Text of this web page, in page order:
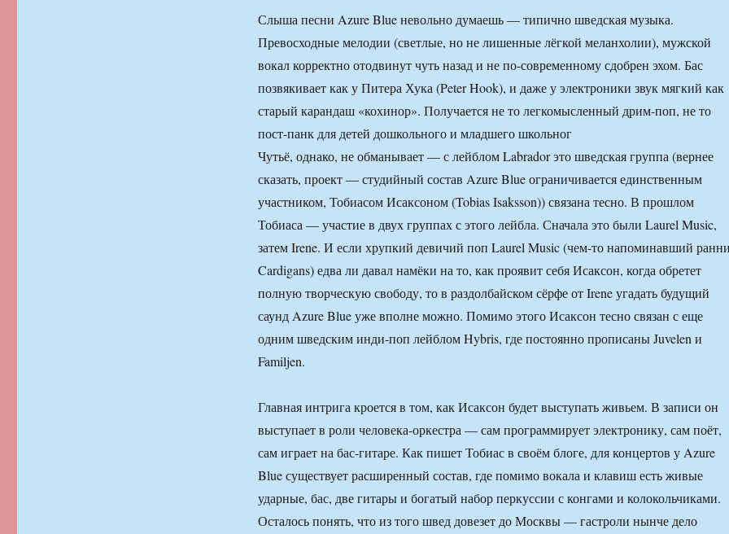
Слыша песни Azure Blue невольно думаешь — типично шведская музыка.
Превосходные мелодии (светлые, но не лишенные лёгкой меланхолии), мужской
вокал корректно отодвинут чуть назад и не по-современному сдобрен эхом. Бас
позвякивает как у Питера Хука (Peter Hook), и даже у электроники звук мягкий как
старый карандаш «кохинор». Получается не то легкомысленный дрим-поп, не то
пост-панк для детей дошкольного и младшего школьног
Чутьё, однако, не обманывает — с лейблом Labrador это шведская группа (вернее
сказать, проект — студийный состав Azure Blue ограничивается единственным
участником, Тобиасом Исаксоном (Tobias Isaksson)) связана тесно. В прошлом
Тобиаса — участие в двух группах с этого лейбла. Сначала это были Laurel Music,
затем Irene. И если хрупкий девичий поп Laurel Music (чем-то напоминавший
Cardigans) едва ли давал намёки на то, как проявит себя Исаксон, когда обретет
полную творческую свободу, то в раздолбайском сёрфе от Irene угадать будущий
саунд Azure Blue уже вполне можно. Помимо этого Исаксон тесно связан с еще
одним шведским инди-поп лейблом Hybris, где постоянно прописаны Juvelen и
Familjen.
Главная интрига кроется в том, как Исаксон будет выступать живьем. В записи он
выступает в роли человека-оркестра — сам программирует электронику, сам поёт,
сам играет на бас-гитаре. Как пишет Тобиас в своём блоге, для концертов у Azure
Blue существует расширенный состав, где помимо вокала и клавиш есть живые
ударные, бас, две гитары и богатый набор перкуссии с конгами и колокольчиками.
Осталось понять, что из того швед довезет до Москвы — гастроли нынче дело